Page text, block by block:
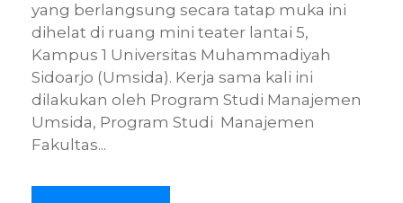
yang berlangsung secara tatap muka ini
dihelat di ruang mini teater lantai 5,
Kampus 1 Universitas Muhammadiyah
Sidoarjo (Umsida). Kerja sama kali ini
dilakukan oleh Program Studi Manajemen
Umsida, Program Studi Manajemen
Fakultas...